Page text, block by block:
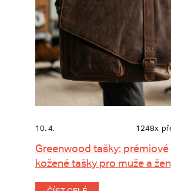
10. 4. 1248x
Greenwood tašky: prémiové
kožené tašky pro muže a